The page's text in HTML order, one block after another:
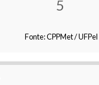
5
Fonte: CPPMet / UFPel